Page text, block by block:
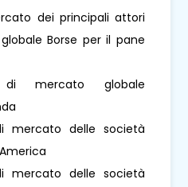
dei principali attori
Borse per il pane
mercato globale
mercato delle società
mercato delle società